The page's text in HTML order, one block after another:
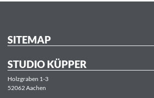
SITEMAP
STUDIO KÜPPER
Holzgraben 1-3
52062 Aachen